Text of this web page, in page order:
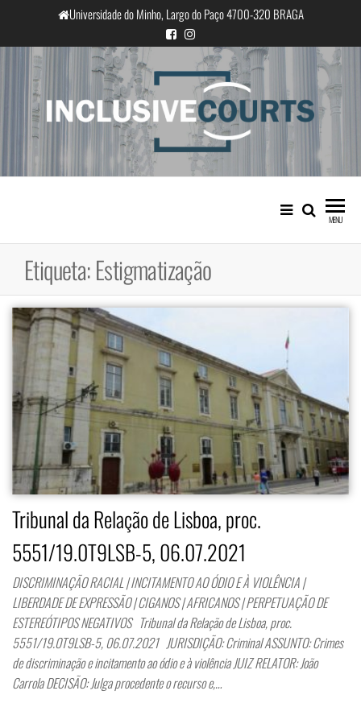
o
conteúdo
Universidade do Minho, Largo do Paço 4700-320 BRAGA
InclusiveCourts
Igualdade e diferença cultural na
prática judicial portuguesa
MENU
Etiqueta:Estigmatização
Tribunal da Relação de Lisboa, proc.
5551/19.0T9LSB-5, 06.07.2021
DISCRIMINAÇÃO RACIAL | INCITAMENTO AO ÓDIO E À VIOLÊNCIA |
LIBERDADE DE EXPRESSÃO | CIGANOS | AFRICANOS | PERPETUAÇÃO DE
ESTEREÓTIPOS NEGATIVOS Tribunal da Relação de Lisboa, proc.
5551/19.0T9LSB-5, 06.07.2021 JURISDIÇÃO: Criminal ASSUNTO: Crimes
de discriminação e incitamento ao ódio e à violência JUIZ RELATOR: João
Carrola DECISÃO: Julga procedente o recurso e,…